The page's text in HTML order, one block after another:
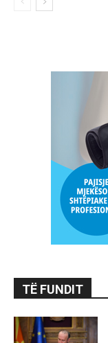
TË FUNDIT